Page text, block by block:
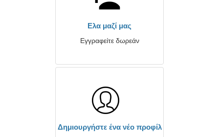
Ελα μαζί μας
Εγγραφείτε δωρεάν
Δημιουργήστε ένα νέο προφίλ